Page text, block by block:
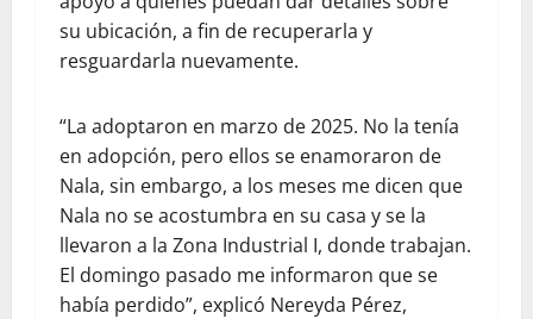
su ubicación, a fin de recuperarla y
resguardarla nuevamente.
“La adoptaron en marzo de 2025. No la tenía
en adopción, pero ellos se enamoraron de
Nala, sin embargo, a los meses me dicen que
Nala no se acostumbra en su casa y se la
llevaron a la Zona Industrial I, donde trabajan.
El domingo pasado me informaron que se
había perdido”, explicó Nereyda Pérez,